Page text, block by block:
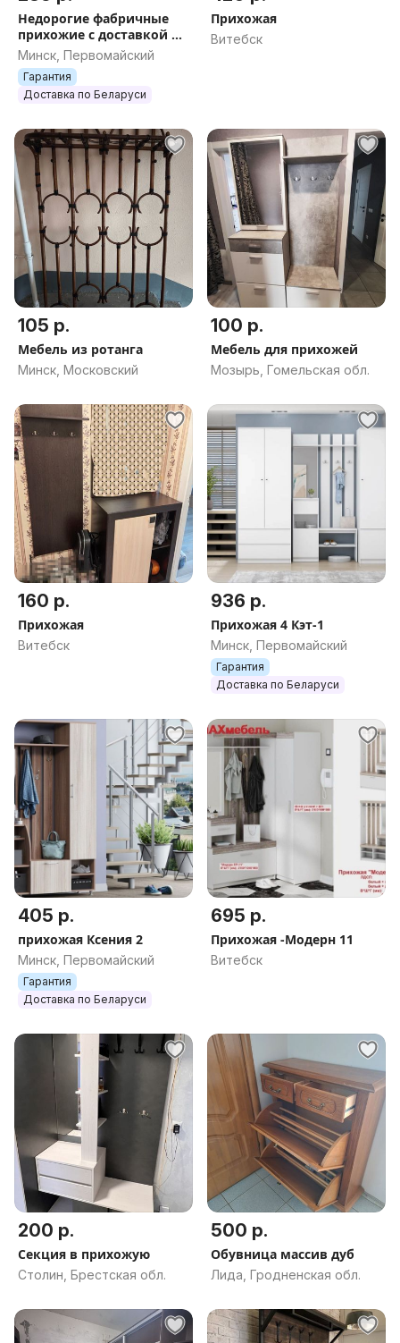
Недорогие фабричные
прихожие с доставкой по
РБ
Минск, Первомайский
Гарантия
Доставка по Беларуси
Прихожая
Витебск
105 р.
Мебель из ротанга
Минск, Московский
100 р.
Мебель для прихожей
Мозырь, Гомельская обл.
160 р.
Прихожая
Витебск
936 р.
Прихожая 4 Кэт-1
Минск, Первомайский
Гарантия
Доставка по Беларуси
405 р.
прихожая Ксения 2
Минск, Первомайский
Гарантия
Доставка по Беларуси
695 р.
Прихожая -Модерн 11
Витебск
200 р.
Секция в прихожую
Столин, Брестская обл.
500 р.
Обувница массив дуб
Лида, Гродненская обл.